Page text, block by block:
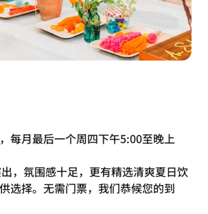
每月最后一个周四下午5:00至晚上
，氛围感十足，更有精选清爽夏日饮
选择。无需门票，我们恭候您的到